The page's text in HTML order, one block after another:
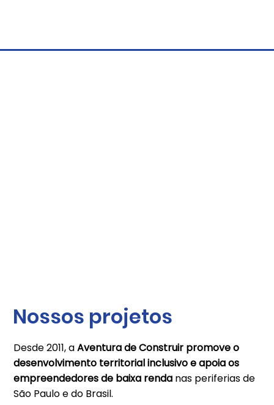
Nossos projetos
Desde 2011, aAventura de Construir promove o
desenvolvimento territorial inclusivo e apoia os
empreendedores de baixa renda nas periferias de
São Paulo e do Brasil.